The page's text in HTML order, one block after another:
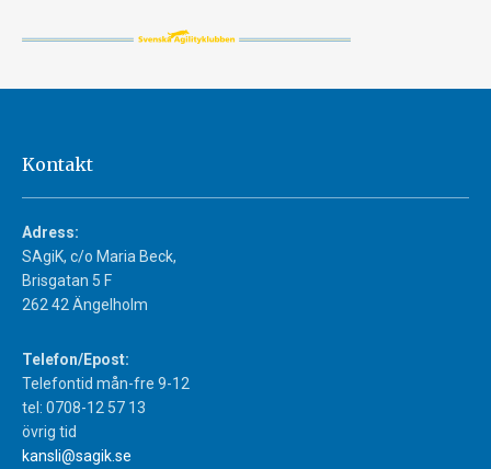
Kontakt
Adress:
SAgiK, c/o Maria Beck,
Brisgatan 5 F
262 42 Ängelholm
Telefon/Epost:
Telefontid mån-fre 9-12
tel: 0708-12 57 13
övrig tid
kansli@sagik.se